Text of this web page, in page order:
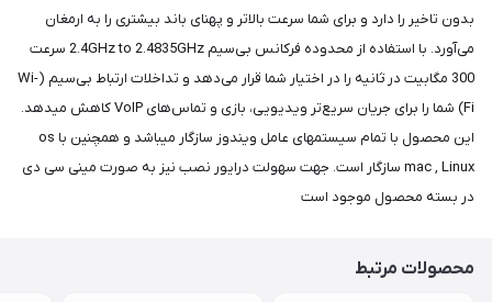
بدون تاخیر را دارد و برای شما سرعت بالاتر و پهنای باند بیشتری را به ارمغان
می‌آورد. با استفاده از محدوده فرکانس بی‌سیم 2.4GHz to 2.4835GHz سرعت
300 مگابیت در ثانیه را در اختیار شما قرار می‌دهد و تداخلات ارتباط بی‌سیم (Wi-
Fi) شما را برای جریان سریع‌تر ویدیویی، بازی و تماس‌های VoIP کاهش میدهد.
این محصول با تمام سیستمهای عامل ویندوز سازگار میباشد و همچنین با os
mac , Linux سازگار است. جهت سهولت درایور نصب نیز به صورت مینی سی دی
در بسته محصول موجود است
محصولات مرتبط